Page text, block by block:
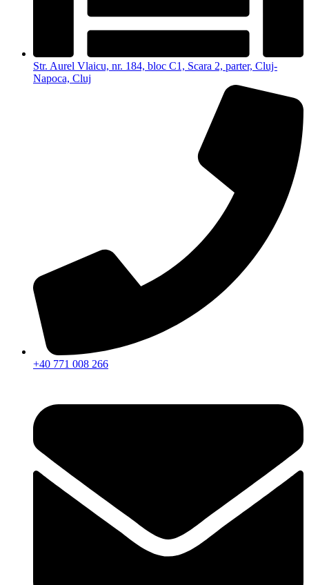
Str. Aurel Vlaicu, nr. 184, bloc C1, Scara 2, parter, Cluj-
Napoca, Cluj
+40 771 008 266